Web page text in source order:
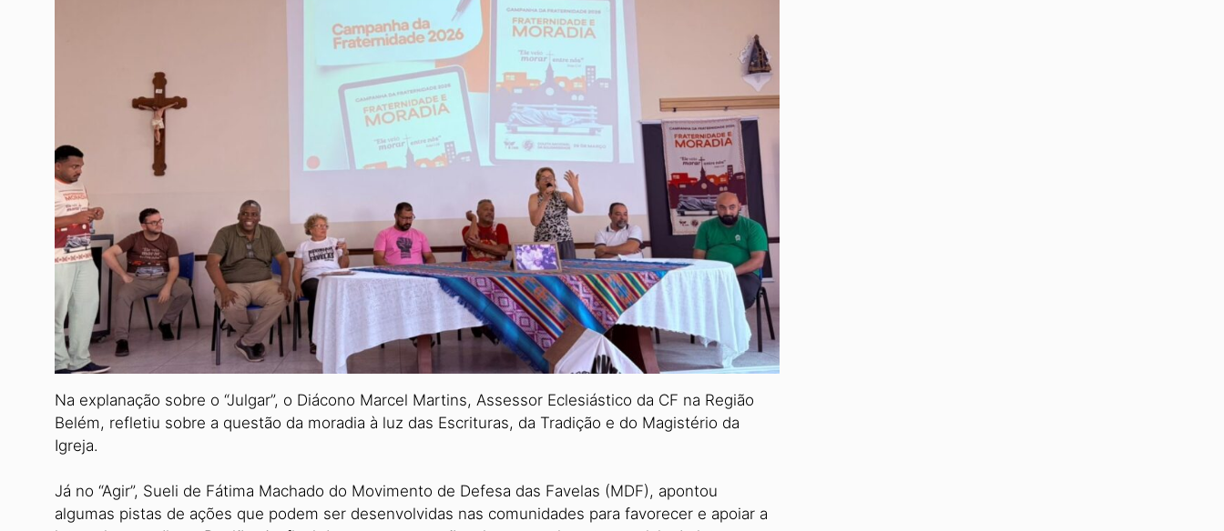
Na explanação sobre o “Julgar”, o Diácono Marcel Martins, Assessor Eclesiástico da CF na Região
Belém, refletiu sobre a questão da moradia à luz das Escrituras, da Tradição e do Magistério da
Igreja.
Já no “Agir”, Sueli de Fátima Macha­do do Movimento de Defesa das Fave­las (MDF), apontou
algumas pistas de ações que podem ser desenvolvidas nas comunidades para favorecer e apoiar a